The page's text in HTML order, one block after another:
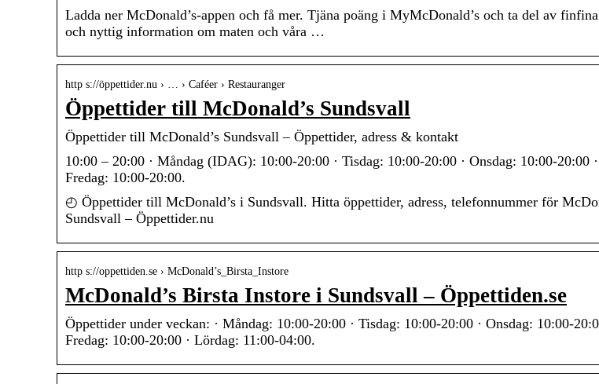
Ladda ner McDonald’s-appen och få mer. Tjäna poäng i MyMcDonald’s och ta del av
och nyttig information om maten och våra …
http s://öppettider.nu › … › Caféer › Restauranger
Öppettider till McDonald’s Sundsvall
Öppettider till McDonald’s Sundsvall – Öppettider, adress & kontakt
10:00 – 20:00 · Måndag (IDAG): 10:00-20:00 · Tisdag: 10:00-20:00 · Onsdag: 10:00-20:00
Fredag: 10:00-20:00.
◴ Öppettider till McDonald’s i Sundsvall. Hitta öppettider, adress, telefonnummer för
Sundsvall – Öppettider.nu
http s://oppettiden.se › McDonald’s_Birsta_Instore
McDonald’s Birsta Instore i Sundsvall – Öppettiden.se
Öppettider under veckan: · Måndag: 10:00-20:00 · Tisdag: 10:00-20:00 · Onsdag: 10:00-
Fredag: 10:00-20:00 · Lördag: 11:00-04:00.